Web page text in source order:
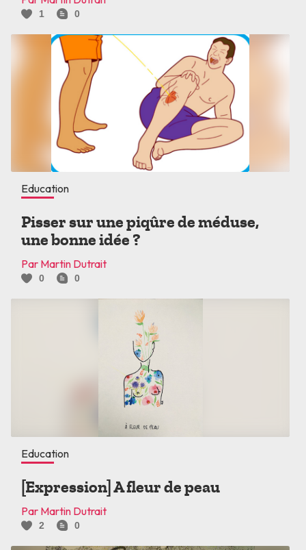
1 0
Education
Pisser sur une piqûre de méduse,
une bonne idée ?
Par Martin Dutrait
0 0
Education
[Expression] A fleur de peau
Par Martin Dutrait
2 0